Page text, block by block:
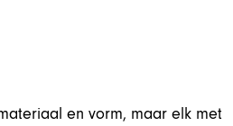
en vorm, maar elk met